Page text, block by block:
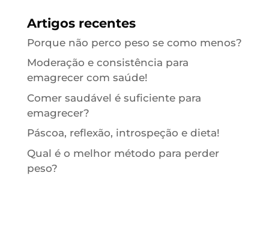
Artigos recentes
Porque não perco peso se como menos?
Moderação e consistência para
emagrecer com saúde!
Comer saudável é suficiente para
emagrecer?
Páscoa, reflexão, introspeção e dieta!
Qual é o melhor método para perder
peso?